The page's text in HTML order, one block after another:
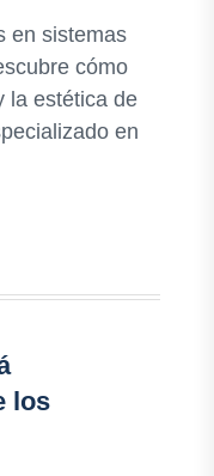
en sistemas
cómo
la estética de
en
los